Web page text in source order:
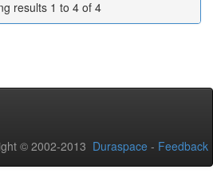
results 1 to 4 of 4
© 2002-2013 Duraspace - Feedback